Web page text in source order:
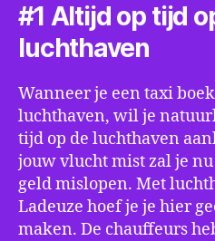
#1 Altijd op tijd
luchthaven
Wanneer je een taxi
luchthaven, wil je
tijd op de luchthaven
jouw vlucht mist zal je
geld mislopen. Met
Ladeuze hoef je je hier
maken. De chauffeurs